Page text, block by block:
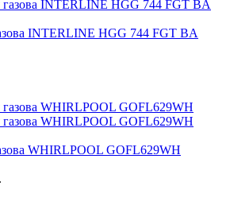
INTERLINE HGG 744 FGT BA
WHIRLPOOL GOFL629WH